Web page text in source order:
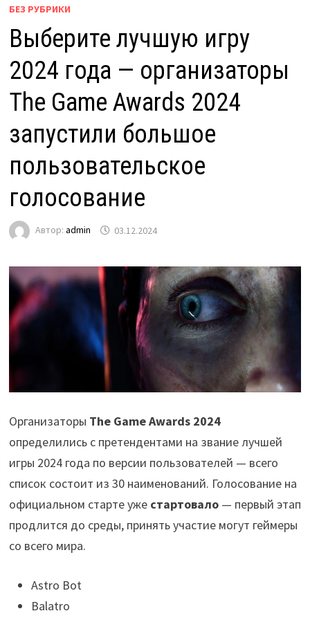
БЕЗ РУБРИКИ
Выберите лучшую игру
2024 года — организаторы
The Game Awards 2024
запустили большое
пользовательское
голосование
Автор: admin 03.12.2024
Организаторы The Game Awards 2024
определились с претендентами на звание лучшей
игры 2024 года по версии пользователей — всего
список состоит из 30 наименований. Голосование на
официальном старте уже стартовало— первый этап
продлится до среды, принять участие могут геймеры
со всего мира.
Astro Bot
Balatro